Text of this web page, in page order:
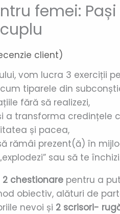
femei:
client)
vom lucra 3 exerciții
tiparele din
fără să realizezi,
a transforma credințele
și pacea,
rămâi prezent(ă) în
sau să te
2 chestionare pentru a
obiectiv, alături de
nevoi și 2 scrisori-